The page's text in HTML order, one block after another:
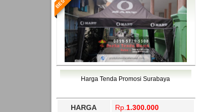
Harga Tenda Promosi Surabaya
HARGA Rp. 1.300.000